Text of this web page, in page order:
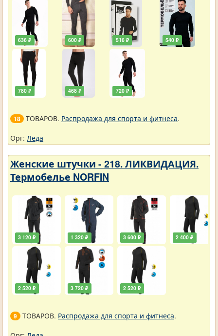
636 ₽
780 ₽
600 ₽
468 ₽
516 ₽
720 ₽
540 ₽
18 ТОВАРОВ. Распродажа для спорта и фитнеса.
Орг: Леда
Женские штучки - 218. ЛИКВИДАЦИЯ.
Термобелье NORFIN
3 120 ₽
2 520 ₽
1 320 ₽
3 720 ₽
3 600 ₽
2 520 ₽
2 400 ₽
9 ТОВАРОВ. Распродажа для спорта и фитнеса.